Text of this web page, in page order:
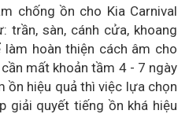
chống ồn cho Kia Carnival
sàn, cánh cửa, khoang
làm hoàn thiện cách âm cho
mất khoản tầm 4 - 7 ngày
ồn hiệu quả thì việc lựa chọn
giải quyết tiếng ồn khá hiệu